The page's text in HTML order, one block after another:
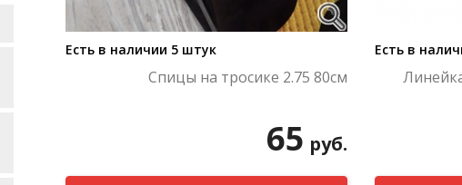
Есть в наличии 5 штук
Спицы на тросике 2.75 80см
65 руб.
Есть в